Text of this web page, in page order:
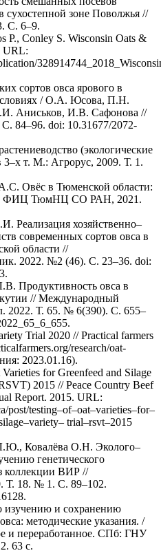
сухостепной зоне Поволжья //
С. 6–9.
P., Conley S. Wisconsin Oats &
URL:
сортов овса ярового в
/ О.А. Юсова, П.Н.
Аниськов, И.В. Сафонова //
84–96. doi: 10.31677/2072-
(экологические
т. М.: Агрорус, 2009. Т. 1.
Овёс в Тюменской области:
ФИЦ ТюмНЦ СО РАН, 2021.
Реализация хозяйственно–
современных сортов овса в
области //
2022. №2 (46). С. 23–36. doi:
Продуктивность овса в
// Международный
2022. Т. 65. № 6(390). С. 655–
Trial 2020 // Practical farmers
research/oat-
2023.01.16).
for Greenfeed and Silage
2015 // Peace Country Beef
Report. 2015. URL:
post/testing–of–oat–varieties–for–
trial–rsvt–2015
Ковалёва О.Н. Эколого–
генетического
коллекции ВИР //
Т. 18. № 1. С. 89–102.
изучению и сохранению
методические указания. /
и переработанное. СПб: ГНУ
63 с.